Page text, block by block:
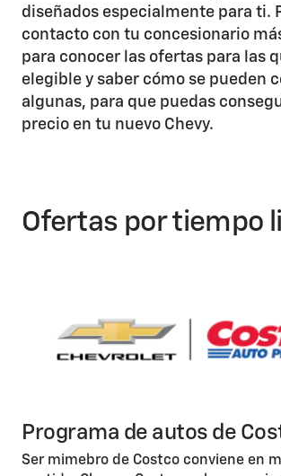
diseñados especialmente para ti.
contacto con tu concesionario
para conocer las ofertas para las
elegible y saber cómo se pueden
algunas, para que puedas
precio en tu nuevo Chevy.
Ofertas por tiempo
Programa de autos de
Ser mimebro de Costco conviene en